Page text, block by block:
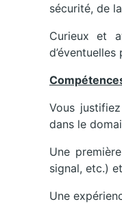
sécurité, de
Curieux et
Vous
dans le
Une
signal, etc.)
Une